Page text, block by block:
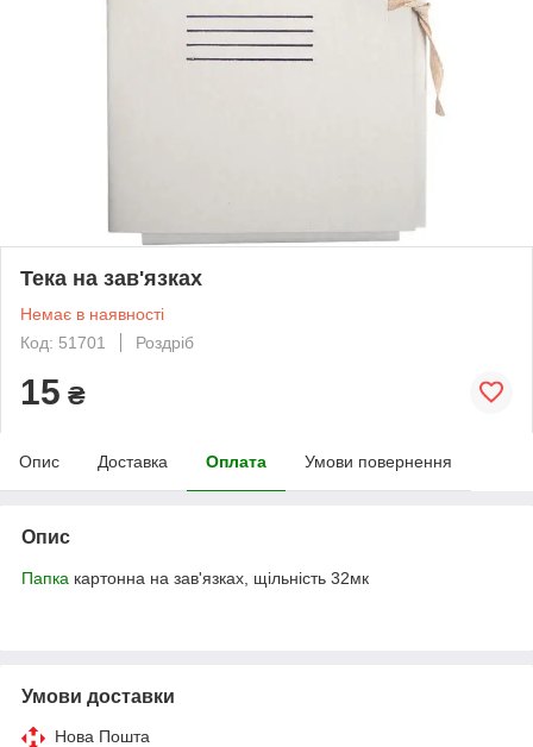
Тека на зав'язках
Немає в наявності
Код: 51701
Роздріб
15 ₴
Опис Доставка Оплата Умови повернення
Опис
Папка картонна на зав'язках, щільність 32мк
Умови доставки
Нова Пошта